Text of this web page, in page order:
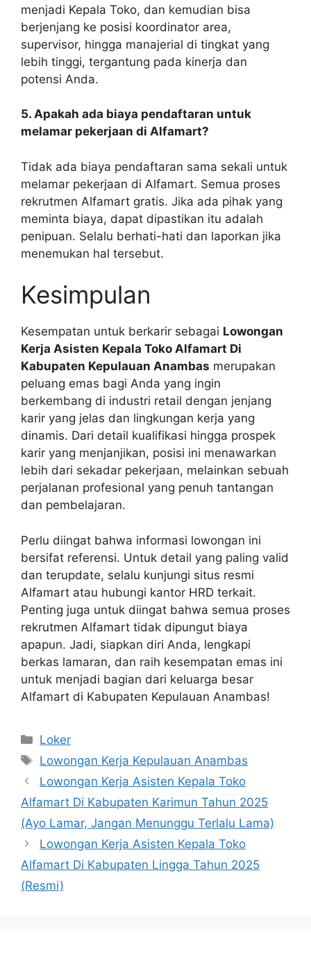
menjadi Kepala Toko, dan kemudian bisa
berjenjang ke posisi koordinator area,
supervisor, hingga manajerial di tingkat yang
lebih tinggi, tergantung pada kinerja dan
potensi Anda.
5. Apakah ada biaya pendaftaran untuk
melamar pekerjaan di Alfamart?
Tidak ada biaya pendaftaran sama sekali untuk
melamar pekerjaan di Alfamart. Semua proses
rekrutmen Alfamart gratis. Jika ada pihak yang
meminta biaya, dapat dipastikan itu adalah
penipuan. Selalu berhati-hati dan laporkan jika
menemukan hal tersebut.
Kesimpulan
Kesempatan untuk berkarir sebagai Lowongan
Kerja Asisten Kepala Toko Alfamart Di
Kabupaten Kepulauan Anambas merupakan
peluang emas bagi Anda yang ingin
berkembang di industri retail dengan jenjang
karir yang jelas dan lingkungan kerja yang
dinamis. Dari detail kualifikasi hingga prospek
karir yang menjanjikan, posisi ini menawarkan
lebih dari sekadar pekerjaan, melainkan sebuah
perjalanan profesional yang penuh tantangan
dan pembelajaran.
Perlu diingat bahwa informasi lowongan ini
bersifat referensi. Untuk detail yang paling valid
dan terupdate, selalu kunjungi situs resmi
Alfamart atau hubungi kantor HRD terkait.
Penting juga untuk diingat bahwa semua proses
rekrutmen Alfamart tidak dipungut biaya
apapun. Jadi, siapkan diri Anda, lengkapi
berkas lamaran, dan raih kesempatan emas ini
untuk menjadi bagian dari keluarga besar
Alfamart di Kabupaten Kepulauan Anambas!
Kategori
Loker
Tag
Lowongan Kerja Kepulauan Anambas
Lowongan Kerja Asisten Kepala Toko
Alfamart Di Kabupaten Karimun Tahun 2025
(Ayo Lamar, Jangan Menunggu Terlalu Lama)
Lowongan Kerja Asisten Kepala Toko
Alfamart Di Kabupaten Lingga Tahun 2025
(Resmi)